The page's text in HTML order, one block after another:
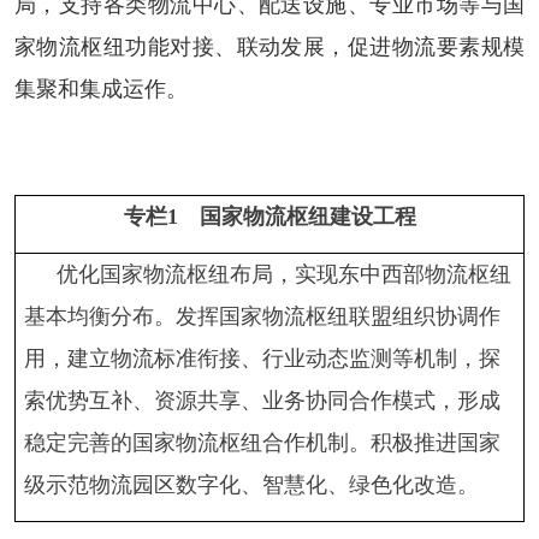
局，支持各类物流中心、配送设施、专业市场等与国
家物流枢纽功能对接、联动发展，促进物流要素规模
集聚和集成运作。
专栏1 国家物流枢纽建设工程
优化国家物流枢纽布局，实现东中西部物流枢纽
基本均衡分布。发挥国家物流枢纽联盟组织协调作
用，建立物流标准衔接、行业动态监测等机制，探
索优势互补、资源共享、业务协同合作模式，形成
稳定完善的国家物流枢纽合作机制。积极推进国家
级示范物流园区数字化、智慧化、绿色化改造。